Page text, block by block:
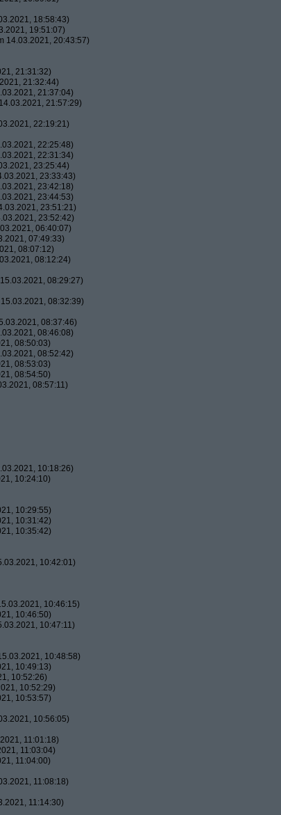
18:58:43)
19:51:07)
14.03.2021, 20:43:57)
21:31:32)
21:32:44)
21:37:04)
21:57:29)
22:19:21)
22:25:48)
22:31:34)
23:25:44)
23:33:43)
23:42:18)
23:44:53)
23:51:21)
23:52:42)
06:40:07)
07:49:33)
08:07:12)
08:12:24)
08:29:27)
08:32:39)
08:37:46)
08:46:08)
08:50:03)
08:52:42)
08:53:03)
08:54:50)
08:57:11)
10:18:26)
10:24:10)
10:29:55)
10:31:42)
10:35:42)
10:42:01)
10:46:15)
10:46:50)
10:47:11)
10:48:58)
10:49:13)
10:52:26)
10:52:29)
10:53:57)
10:56:05)
11:01:18)
11:03:04)
11:04:00)
11:08:18)
11:14:30)